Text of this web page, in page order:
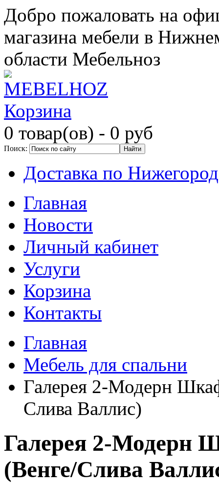
Добро пожаловать на
магазина мебели в
области Мебельноз
Корзина
0 товар(ов) - 0 руб
Поиск:
Доставка по
Главная
Новости
Личный кабинет
Услуги
Корзина
Контакты
Главная
Мебель для спальни
Галерея 2-Модерн
Слива Валлис)
Галерея 2-Модерн
(Венге/Слива